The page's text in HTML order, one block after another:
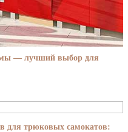
— лучший выбор для
для трюковых самокатов: